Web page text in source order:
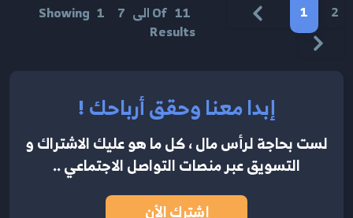
Showing 1 الى 7 Of 11
Results
1 2
إبدا معنا وحقق أرباحك !
لست بحاجة لرأس مال ، كل ما هو عليك الاشتراكو
التسويق عبر منصات التواصل الاجتماعي ..
إشترك الأن